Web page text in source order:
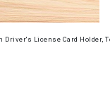
License Card Holder,